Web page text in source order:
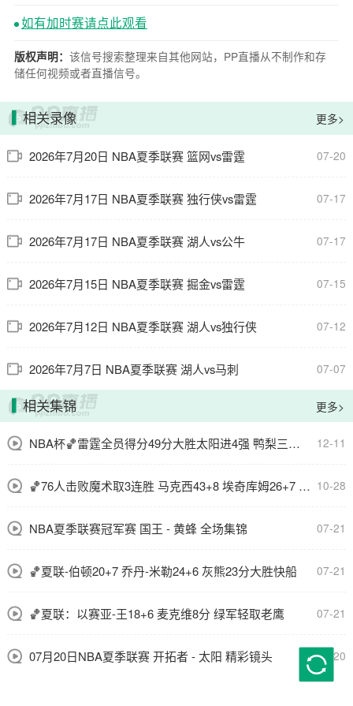
如有加时赛请点此观看
版权声明： 该信号搜索整理来自其他网站，PP直播从不制作和存
储任何视频或者直播信号。
相关录像 更多>
2026年7月20日 NBA夏季联赛 篮网vs雷霆 07-20
2026年7月17日 NBA夏季联赛 独行侠vs雷霆 07-17
2026年7月17日 NBA夏季联赛 湖人vs公牛 07-17
2026年7月15日 NBA夏季联赛 掘金vs雷霆 07-15
2026年7月12日 NBA夏季联赛 湖人vs独行侠 07-12
2026年7月7日 NBA夏季联赛 湖人vs马刺 07-07
相关集锦 更多>
NBA杯🏀雷霆全员得分49分大胜太阳进4强 鸭梨三节28+8 切特24+8 12-11
🏀76人击败魔术取3连胜 马克西43+8 埃奇库姆26+7 恩比德休战 10-28
NBA夏季联赛冠军赛 国王 - 黄蜂 全场集锦 07-21
🏀夏联-伯顿20+7 乔丹-米勒24+6 灰熊23分大胜快船 07-21
🏀夏联：以赛亚-王18+6 麦克维8分 绿军轻取老鹰 07-21
07月20日NBA夏季联赛 开拓者 - 太阳 精彩镜头 07-20